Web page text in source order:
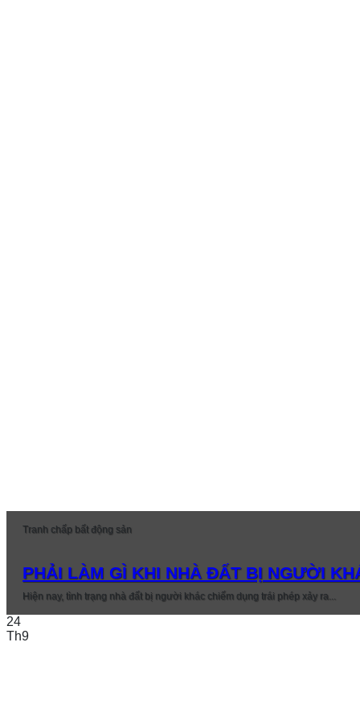
Tranh chấp bất động sản
PHẢI LÀM GÌ KHI NHÀ ĐẤT BỊ NGƯỜI
Hiện nay, tình trạng nhà đất bị người khác chiếm dụng trái phép xảy ra...
24
Th9